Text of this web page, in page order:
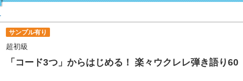
サンプル有り
超初級
「コード3つ」からはじめる！ 楽々ウクレレ弾き語り60